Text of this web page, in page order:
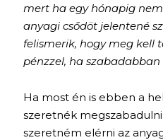
mert ha egy hónapig
anyagi csődöt jelentené
felismerik, hogy meg kell
pénzzel, ha szabadabban
Ha most én is ebben a
szeretnék
szeretném elérni az